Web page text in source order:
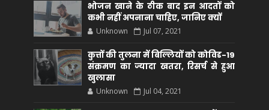
भोजन खाने के ठीक बाद इन आदतों को
कभी नहीं अपनाना चाहिए, जानिए क्यों
Unknown Jul 07, 2021
कुत्तों की तुलना में बिल्लियों को कोविड-19
संक्रमण का ज्यादा खतरा, रिसर्च से हुआ
खुलासा
Unknown Jul 04, 2021